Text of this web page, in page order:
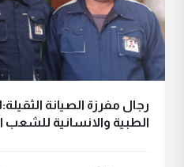
رجال مفرزة الصيانة
الطبية والانسانية للشعب